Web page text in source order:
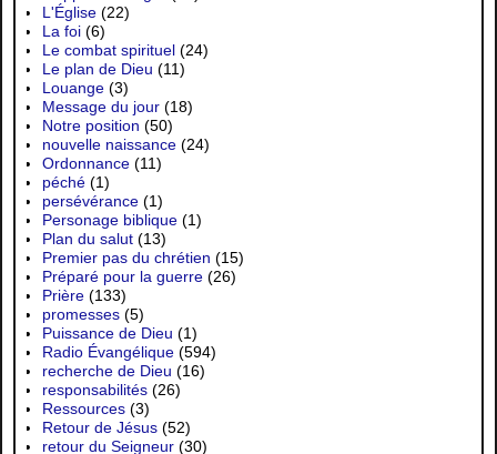
L'Église (22)
La foi (6)
Le combat spirituel (24)
Le plan de Dieu (11)
Louange (3)
Message du jour (18)
Notre position (50)
nouvelle naissance (24)
Ordonnance (11)
péché (1)
persévérance (1)
Personage biblique (1)
Plan du salut (13)
Premier pas du chrétien (15)
Préparé pour la guerre (26)
Prière (133)
promesses (5)
Puissance de Dieu (1)
Radio Évangélique (594)
recherche de Dieu (16)
responsabilités (26)
Ressources (3)
Retour de Jésus (52)
retour du Seigneur (30)